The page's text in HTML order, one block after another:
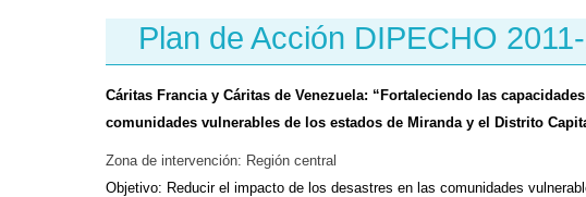
Plan de Acción DIPECHO
Cáritas Francia y Cáritas de Venezuela: “Fortaleciendo las
comunidades vulnerables de los estados de Miranda y el Distrito
Zona de intervención: Región central
Objetivo: Reducir el impacto de los desastres en las comunidades